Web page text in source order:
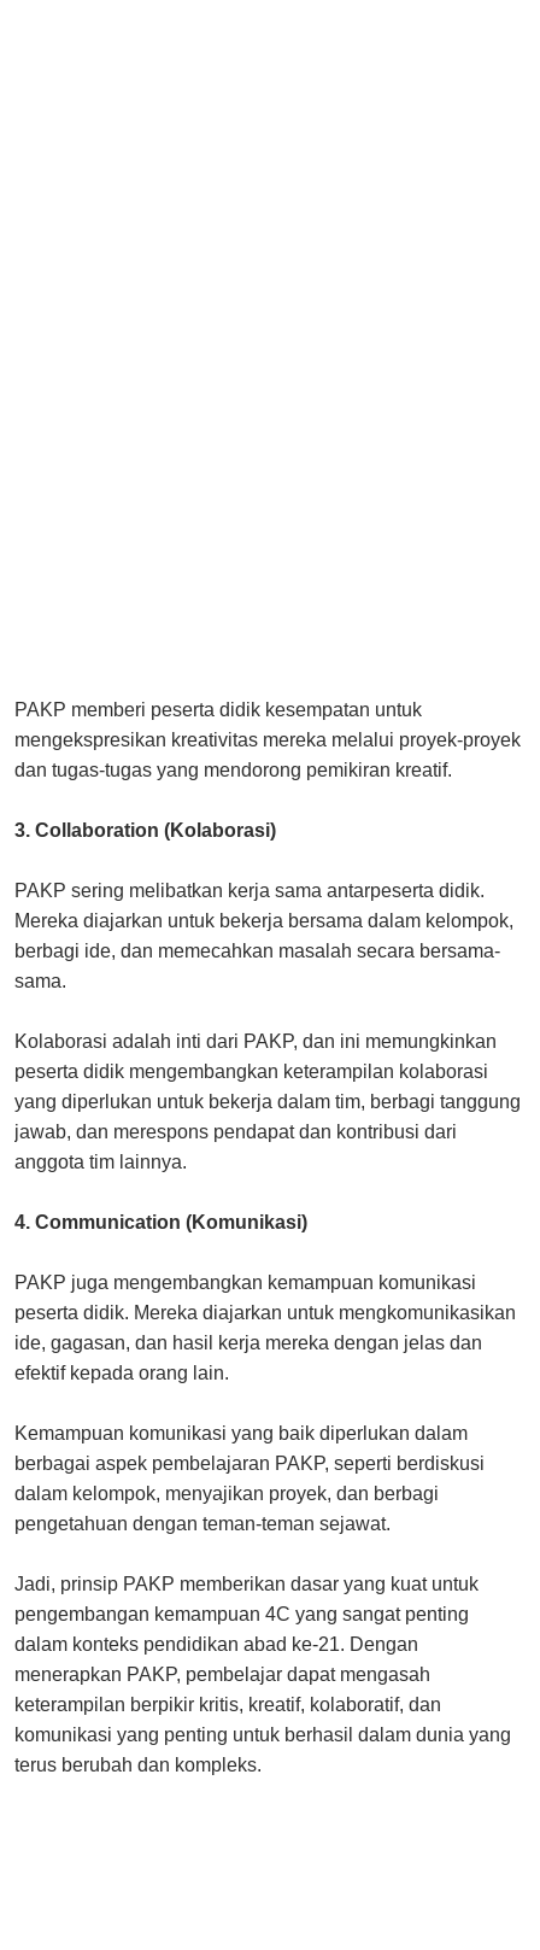
PAKP memberi peserta didik kesempatan untuk
mengekspresikan kreativitas mereka melalui proyek-proyek
dan tugas-tugas yang mendorong pemikiran kreatif.
3. Collaboration (Kolaborasi)
PAKP sering melibatkan kerja sama antarpeserta didik.
Mereka diajarkan untuk bekerja bersama dalam kelompok,
berbagi ide, dan memecahkan masalah secara bersama-
sama.
Kolaborasi adalah inti dari PAKP, dan ini memungkinkan
peserta didik mengembangkan keterampilan kolaborasi
yang diperlukan untuk bekerja dalam tim, berbagi tanggung
jawab, dan merespons pendapat dan kontribusi dari
anggota tim lainnya.
4. Communication (Komunikasi)
PAKP juga mengembangkan kemampuan komunikasi
peserta didik. Mereka diajarkan untuk mengkomunikasikan
ide, gagasan, dan hasil kerja mereka dengan jelas dan
efektif kepada orang lain.
Kemampuan komunikasi yang baik diperlukan dalam
berbagai aspek pembelajaran PAKP, seperti berdiskusi
dalam kelompok, menyajikan proyek, dan berbagi
pengetahuan dengan teman-teman sejawat.
Jadi, prinsip PAKP memberikan dasar yang kuat untuk
pengembangan kemampuan 4C yang sangat penting
dalam konteks pendidikan abad ke-21. Dengan
menerapkan PAKP, pembelajar dapat mengasah
keterampilan berpikir kritis, kreatif, kolaboratif, dan
komunikasi yang penting untuk berhasil dalam dunia yang
terus berubah dan kompleks.